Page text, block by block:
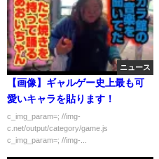
ニュース
【画像】ギャルゲー史上最も可
愛いキャラを貼ります！
c_img_param=; //img-
c.net/output/category/game.js
c_img_param=; //img-...